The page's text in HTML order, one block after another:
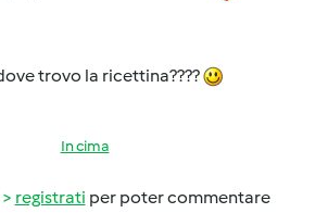
trovo la ricettina????
In cima
registrati per poter commentare